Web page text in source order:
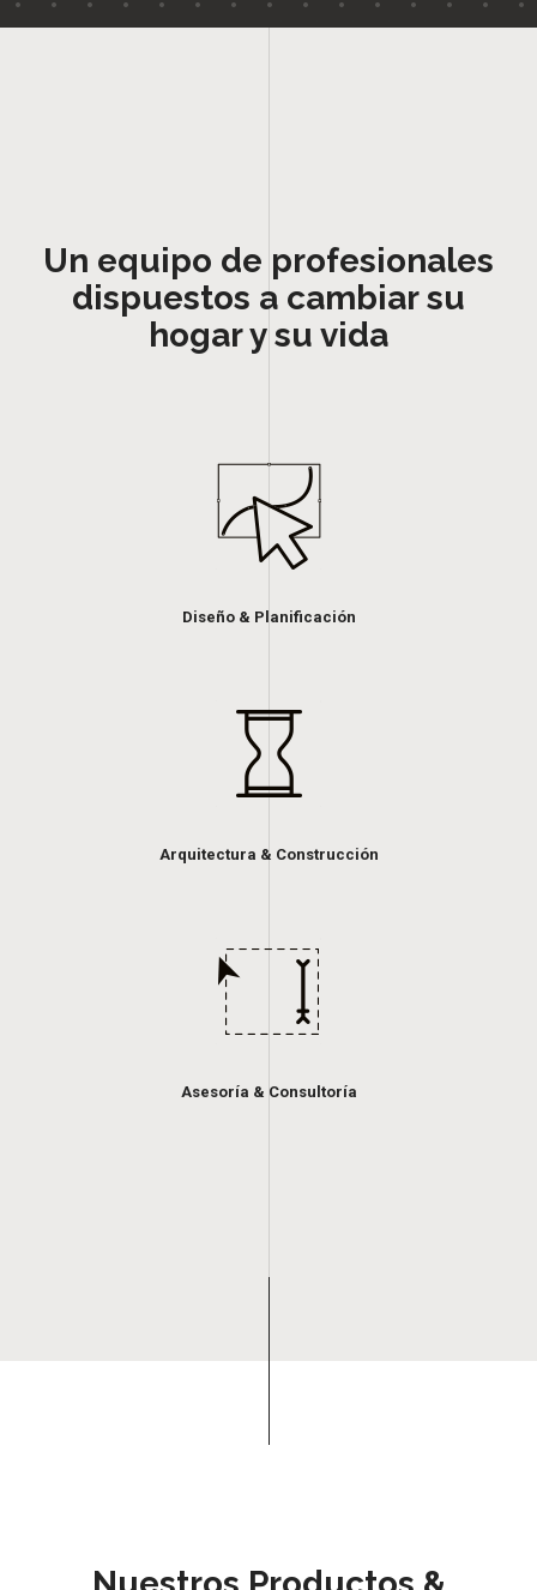
Un equipo de profesionales
dispuestos a cambiar su
hogar y su vida
Diseño & Planificación
Arquitectura & Construcción
Asesoría & Consultoría